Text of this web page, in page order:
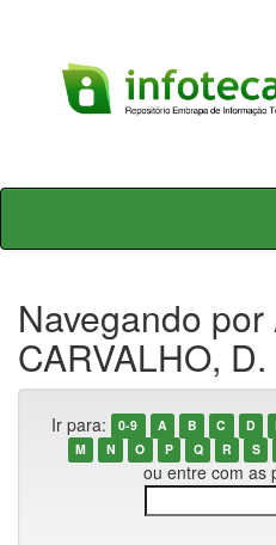
Skip
Navegando por
CARVALHO,
Ir para: 0-9 A B C D
M
N O P Q R S
ou entre com as